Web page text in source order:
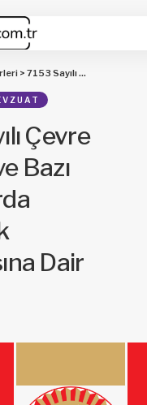
> 7153 Sayılı Çevre Kanunu ve Bazı Kanunlarda Değişiklik Yapılmasına Dair Kanun
Çevre
Bazı
Dair